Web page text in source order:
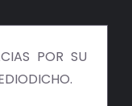
JORNADAS
POR SU